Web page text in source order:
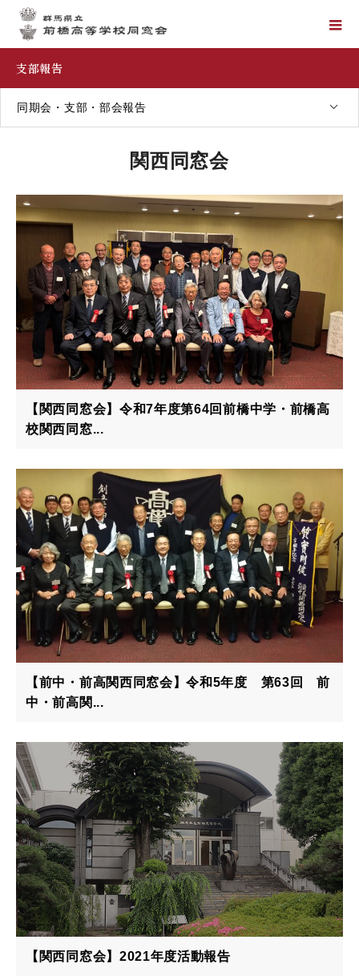
支部報告
同期会・支部・部会報告
関西同窓会
【関西同窓会】令和7年度第64回前橋中学・前橋高
校関西同窓...
【前中・前高関西同窓会】令和5年度 第63回 前
中・前高関...
【関西同窓会】2021年度活動報告